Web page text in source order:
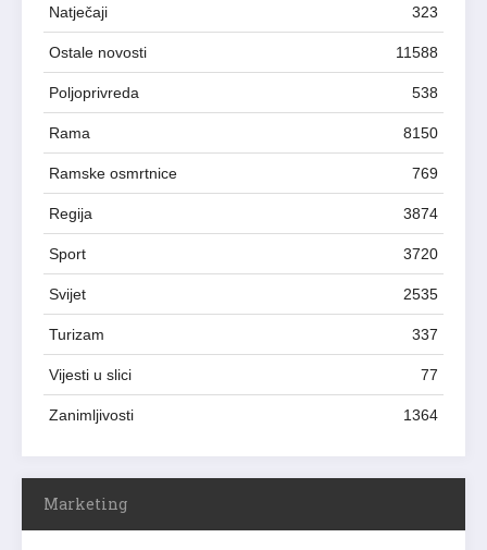
Natječaji 323
Ostale novosti 11588
Poljoprivreda 538
Rama 8150
Ramske osmrtnice 769
Regija 3874
Sport 3720
Svijet 2535
Turizam 337
Vijesti u slici 77
Zanimljivosti 1364
Marketing